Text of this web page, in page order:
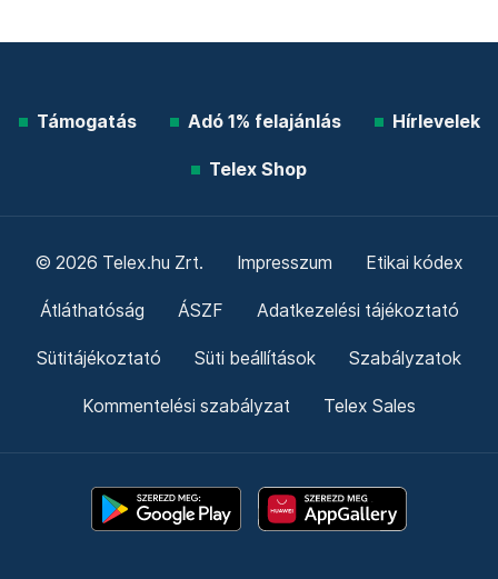
Támogatás Adó 1% felajánlás Hírlevelek
Telex Shop
© 2026 Telex.hu Zrt. Impresszum Etikai kódex
Átláthatóság ÁSZF Adatkezelési tájékoztató
Sütitájékoztató Süti beállítások Szabályzatok
Kommentelési szabályzat Telex Sales